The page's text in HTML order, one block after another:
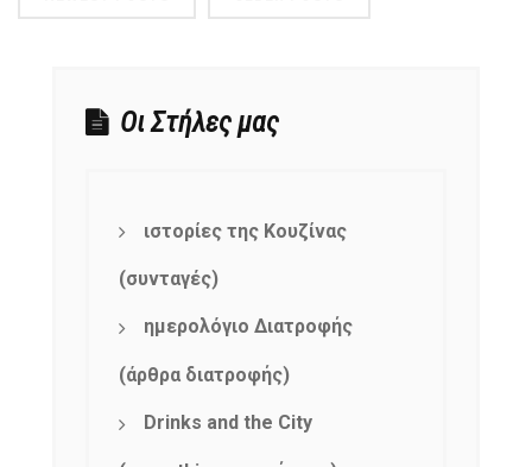
Οι Στήλες μας
ιστορίες της Κουζίνας
(συνταγές)
ημερολόγιο Διατροφής
(άρθρα διατροφής)
Drinks and the City